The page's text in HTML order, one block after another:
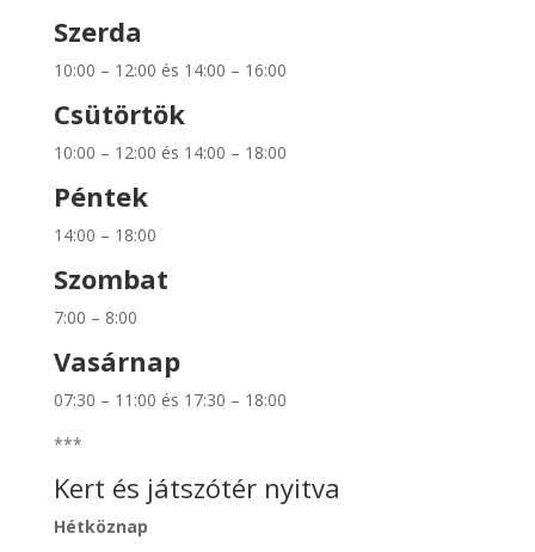
Szerda
10:00 – 12:00 és 14:00 – 16:00
Csütörtök
10:00 – 12:00 és 14:00 – 18:00
Péntek
14:00 – 18:00
Szombat
7:00 – 8:00
Vasárnap
07:30 – 11:00 és 17:30 – 18:00
***
Kert és játszótér nyitva
Hétköznap